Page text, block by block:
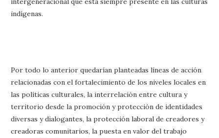
indígenas.
Por todo lo anterior quedarían planteadas líneas de acción
relacionadas con el fortalecimiento de los niveles locales en
las políticas culturales, la interrelación entre cultura y
territorio desde la promoción y protección de identidades
diversas y dialogantes, la protección laboral de creadores y
creadoras comunitarios, la puesta en valor del trabajo